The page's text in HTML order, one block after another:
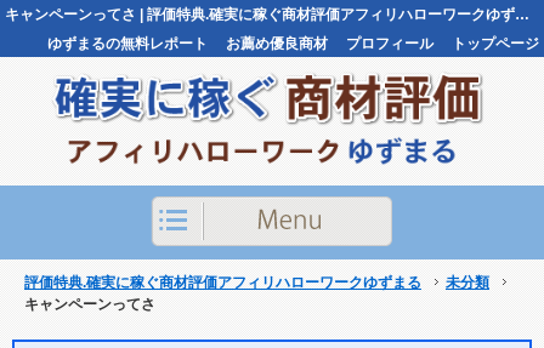
キャンペーンってさ | 評価特典.確実に稼ぐ商材評価アフィリハローワークゆずまる評価特典.確実に稼ぐ商材評価アフィリハローワークゆずまる
トップページ
プロフィール
お薦め優良商材
ゆずまるの無料レポート
評価特典.確実に稼ぐ商材評価アフィリハローワークゆずまる
未分類
キャンペーンってさ